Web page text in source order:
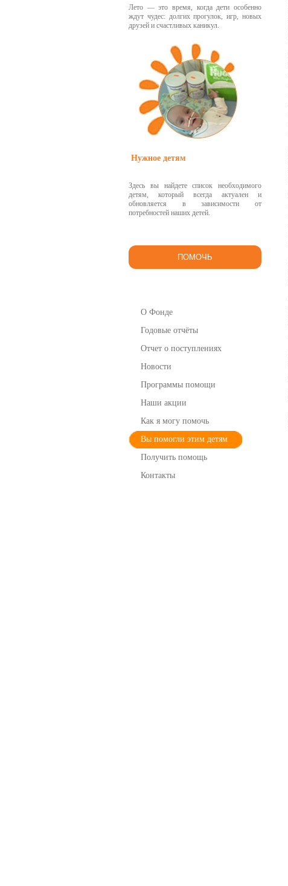
Лето — это время, когда дети особенно
ждут чудес: долгих прогулок, игр, новых
друзей и счастливых каникул.
Нужное детям
Здесь вы найдете список необходимого
детям, который всегда актуален и
обновляется в зависимости от
потребностей наших детей.
ПОМОЧЬ
О Фонде
Годовые отчёты
Отчет о поступлениях
Новости
Программы помощи
Наши акции
Как я могу помочь
Вы помогли этим детям
Получить помощь
Контакты